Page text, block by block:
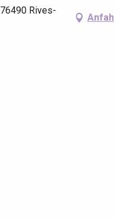
Rives-